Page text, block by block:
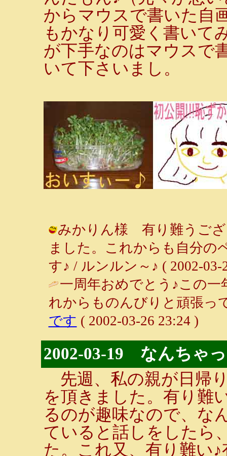
からマウスで書いた自
もかなり可愛く書いて
が下手なのはマウスで
いて下さいまし。
みかりん様 有り難うござ
ました。これからも自分の
す♪ / ルンルン～♪ ( 2002-03-
一周年おめでとう♪この
れからものんびりと頑張っ
です ( 2002-03-26 23:24 )
2002-03-19 なんちゃ
先週、私の親が日帰
を頂きました。有り難
るのが趣味なので、な
ていると話しをしたら
た。これ又、有り難い